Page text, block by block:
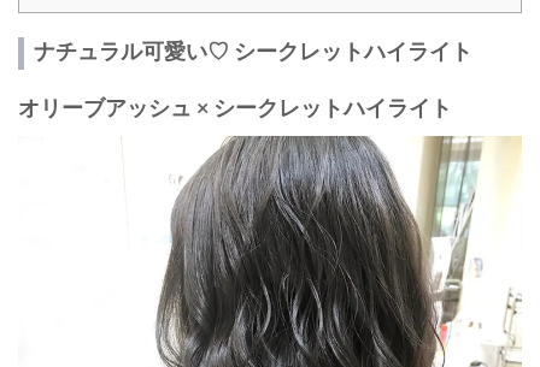
ナチュラル可愛い♡ シークレットハイライト
オリーブアッシュ × シークレットハイライト